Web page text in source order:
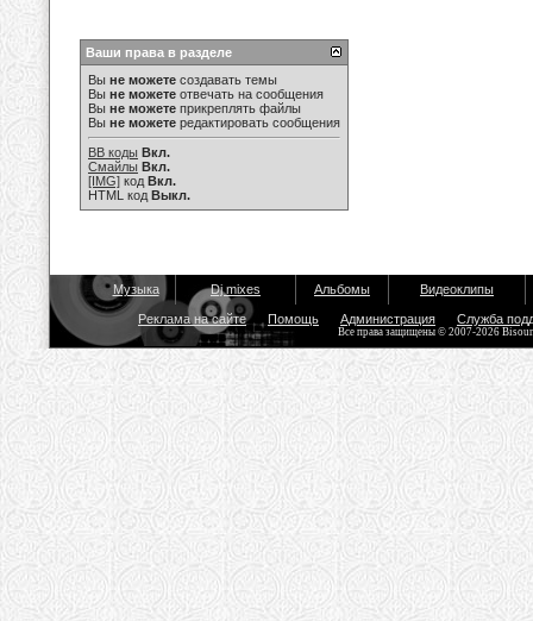
Ваши права в разделе
Вы не можете создавать темы
Вы не можете отвечать на сообщения
Вы не можете прикреплять файлы
Вы не можете редактировать сообщения
BB коды Вкл.
Смайлы Вкл.
[IMG] код Вкл.
HTML код Выкл.
Музыка Dj mixes Альбомы Видеоклипы
Реклама на сайте Помощь Администрация Служба
Все права защищены © 2007-2026